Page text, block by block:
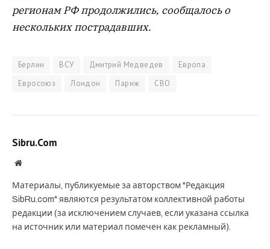
регионам РФ продолжились, сообщалось о
нескольких пострадавших.
Берлин ВСУ Дмитрий Медведев
Европа
Евросоюз
Лондон Париж СВО
Sibru.Com
Website
Материалы, публикуемые за авторством "Редакция
SibRu.com" являются результатом коллективной работы
редакции (за исключением случаев, если указана ссылка
на источник или материал помечен как рекламный).